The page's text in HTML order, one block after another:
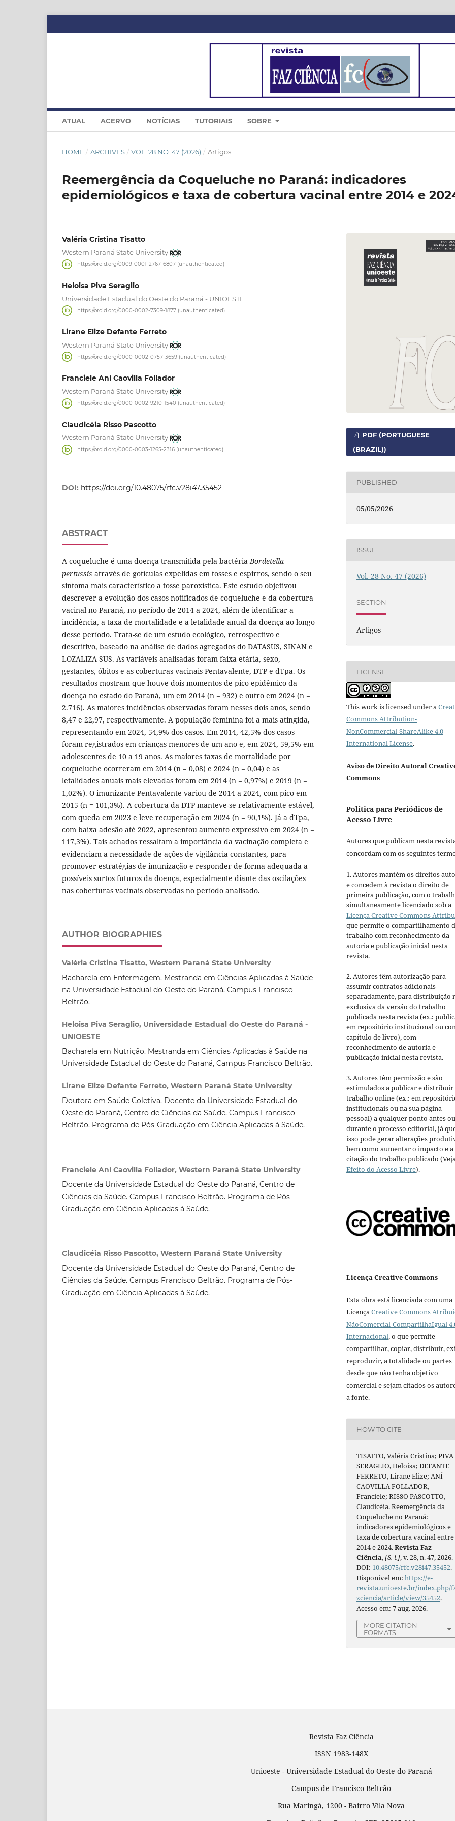
ATUAL ACERVO NOTÍCIAS TUTORIAIS SOBRE
HOME / ARCHIVES / VOL. 28 NO. 47 (2026) / Artigos
Reemergência da Coqueluche no Paraná: indicadores
epidemiológicos e taxa de cobertura vacinal entre 2014 e
Valéria Cristina Tisatto
Western Paraná State University
https://orcid.org/0009-0001-2767-6807 (unauthenticated)
Heloisa Piva Seraglio
Universidade Estadual do Oeste do Paraná - UNIOESTE
https://orcid.org/0000-0002-7309-1877 (unauthenticated)
Lirane Elize Defante Ferreto
Western Paraná State University
https://orcid.org/0000-0002-0757-3659 (unauthenticated)
Franciele Aní Caovilla Follador
Western Paraná State University
https://orcid.org/0000-0002-9210-1540 (unauthenticated)
Claudicéia Risso Pascotto
Western Paraná State University
https://orcid.org/0000-0003-1265-2316 (unauthenticated)
DOI: https://doi.org/10.48075/rfc.v28i47.35452
ABSTRACT
A coqueluche é uma doença transmitida pela bactéria Bordetella
pertussis através de gotículas expelidas em tosses e espirros, sendo o seu
sintoma mais característico a tosse paroxística. Este estudo objetivou
descrever a evolução dos casos notificados de coqueluche e da cobertura
vacinal no Paraná, no período de 2014 a 2024, além de identificar a
incidência, a taxa de mortalidade e a letalidade anual da doença ao longo
desse período. Trata-se de um estudo ecológico, retrospectivo e
descritivo, baseado na análise de dados agregados do DATASUS, SINAN e
LOZALIZA SUS. As variáveis analisadas foram faixa etária, sexo,
gestantes, óbitos e as coberturas vacinais Pentavalente, DTP e dTpa. Os
resultados mostram que houve dois momentos de pico epidêmico da
doença no estado do Paraná, um em 2014 (n = 932) e outro em 2024 (n =
2.716). As maiores incidências observadas foram nesses dois anos, sendo
8,47 e 22,97, respectivamente. A população feminina foi a mais atingida,
representando em 2024, 54,9% dos casos. Em 2014, 42,5% dos casos
foram registrados em crianças menores de um ano e, em 2024, 59,5% em
adolescentes de 10 a 19 anos. As maiores taxas de mortalidade por
coqueluche ocorreram em 2014 (n = 0,08) e 2024 (n = 0,04) e as
letalidades anuais mais elevadas foram em 2014 (n = 0,97%) e 2019 (n =
1,02%). O imunizante Pentavalente variou de 2014 a 2024, com pico em
2015 (n = 101,3%). A cobertura da DTP manteve-se relativamente estável,
com queda em 2023 e leve recuperação em 2024 (n = 90,1%). Já a dTpa,
com baixa adesão até 2022, apresentou aumento expressivo em 2024 (n =
117,3%). Tais achados ressaltam a importância da vacinação completa e
evidenciam a necessidade de ações de vigilância constantes, para
promover estratégias de imunização e responder de forma adequada a
possíveis surtos futuros da doença, especialmente diante das oscilações
nas coberturas vacinais observadas no período analisado.
AUTHOR BIOGRAPHIES
Valéria Cristina Tisatto, Western Paraná State University
Bacharela em Enfermagem. Mestranda em Ciências Aplicadas à Saúde
na Universidade Estadual do Oeste do Paraná, Campus Francisco
Beltrão.
Heloisa Piva Seraglio, Universidade Estadual do Oeste do Paraná -
UNIOESTE
Bacharela em Nutrição. Mestranda em Ciências Aplicadas à Saúde na
Universidade Estadual do Oeste do Paraná, Campus Francisco Beltrão.
Lirane Elize Defante Ferreto, Western Paraná State University
Doutora em Saúde Coletiva. Docente da Universidade Estadual do
Oeste do Paraná, Centro de Ciências da Saúde. Campus Francisco
Beltrão. Programa de Pós-Graduação em Ciência Aplicadas à Saúde.
Franciele Aní Caovilla Follador, Western Paraná State University
Docente da Universidade Estadual do Oeste do Paraná, Centro de
Ciências da Saúde. Campus Francisco Beltrão. Programa de Pós-
Graduação em Ciência Aplicadas à Saúde.
Claudicéia Risso Pascotto, Western Paraná State University
Docente da Universidade Estadual do Oeste do Paraná, Centro de
Ciências da Saúde. Campus Francisco Beltrão. Programa de Pós-
Graduação em Ciência Aplicadas à Saúde.
PDF (PORTUGUESE
(BRAZIL))
PUBLISHED
05/05/2026
ISSUE
Vol. 28 No. 47 (2026)
SECTION
Artigos
LICENSE
This work is licensed under a
Commons Attribution-
NonCommercial-ShareAlike 4.0
International License.
Aviso de Direito Autoral
Commons
Política para Periódicos de
Acesso Livre
Autores que publicam nesta
concordam com os seguintes
1. Autores mantém os direitos
e concedem à revista o direito de
primeira publicação, com o
simultaneamente licenciado sob a
Licença Creative Commons
que permite o compartilhamento
trabalho com reconhecimento da
autoria e publicação inicial nesta
revista.
2. Autores têm autorização para
assumir contratos adicionais
separadamente, para distribuição
exclusiva da versão do trabalho
publicada nesta revista (ex.:
em repositório institucional ou
capítulo de livro), com
reconhecimento de autoria e
publicação inicial nesta revista.
3. Autores têm permissão e são
estimulados a publicar e distribuir
trabalho online (ex.: em
institucionais ou na sua página
pessoal) a qualquer ponto antes ou
durante o processo editorial, já
isso pode gerar alterações
bem como aumentar o impacto e a
citação do trabalho publicado
Efeito do Acesso Livre).
Licença Creative Commons
Esta obra está licenciada com uma
LicençaCreative Commons
NãoComercial-CompartilhaIgual
Internacional, o que permite
compartilhar, copiar, distribuir,
reproduzir, a totalidade ou partes
desde que não tenha objetivo
comercial e sejam citados os
a fonte.
HOW TO CITE
TISATTO, Valéria Cristina; PIVA
SERAGLIO, Heloisa; DEFANTE
FERRETO, Lirane Elize; ANÍ
CAOVILLA FOLLADOR,
Franciele; RISSO PASCOTTO,
Claudicéia. Reemergência da
Coqueluche no Paraná:
indicadores epidemiológicos e
taxa de cobertura vacinal entre
2014 e 2024.Revista Faz
Ciência,[S. l.], v. 28, n. 47, 2026.
DOI: 10.48075/rfc.v28i47.35452.
Disponível em:https://e-
revista.unioeste.br/index.php/
zciencia/article/view/35452.
Acesso em: 7 aug. 2026.
MORE CITATION
FORMATS
Revista Faz Ciência
ISSN 1983-148X
Unioeste - Universidade Estadual do Oeste do Paraná
Campus de Francisco Beltrão
Rua Maringá, 1200 - Bairro Vila Nova